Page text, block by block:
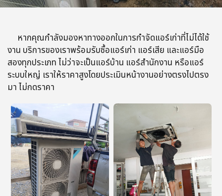
หากคุณกำลังมองหาทางออกในการกำจัดแอร์เก่าที่ไม่ได้ใช้
งาน บริการของเราพร้อมรับซื้อแอร์เก่า แอร์เสีย และแอร์มือ
สองทุกประเภท ไม่ว่าจะเป็นแอร์บ้าน แอร์สำนักงาน หรือแอร์
ระบบใหญ่ เราให้ราคาสูงโดยประเมินหน้างานอย่างตรงไปตรง
มา ไม่กดราคา